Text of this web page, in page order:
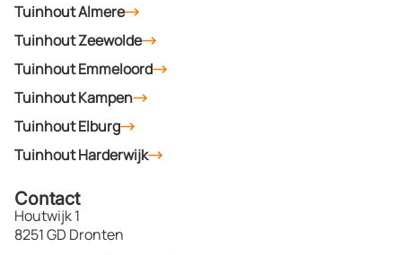
Tuinhout Almere
Tuinhout Zeewolde
Tuinhout Emmeloord
Tuinhout Kampen
Tuinhout Elburg
Tuinhout Harderwijk
Contact
Houtwijk 1
8251 GD Dronten